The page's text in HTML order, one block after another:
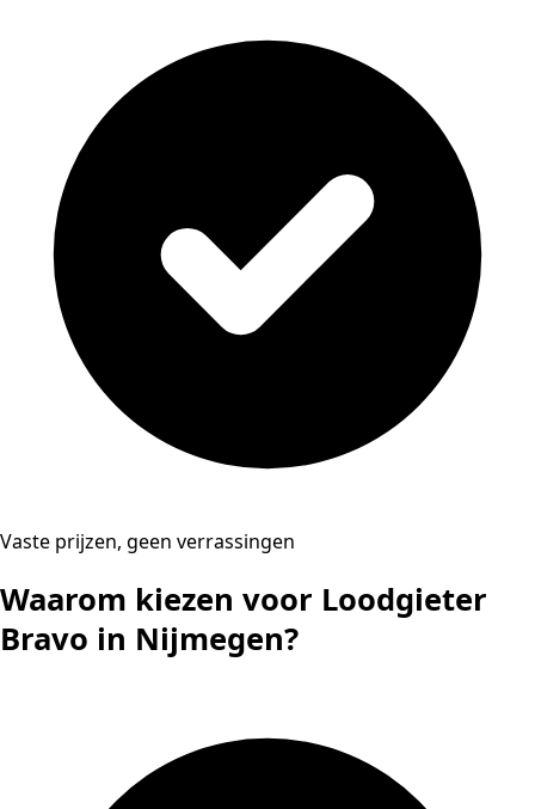
Vaste prijzen, geen verrassingen
Waarom kiezen voor Loodgieter
Bravo in Nijmegen?